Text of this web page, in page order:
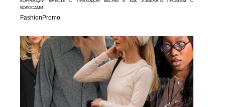
волосами.
FashionPromo